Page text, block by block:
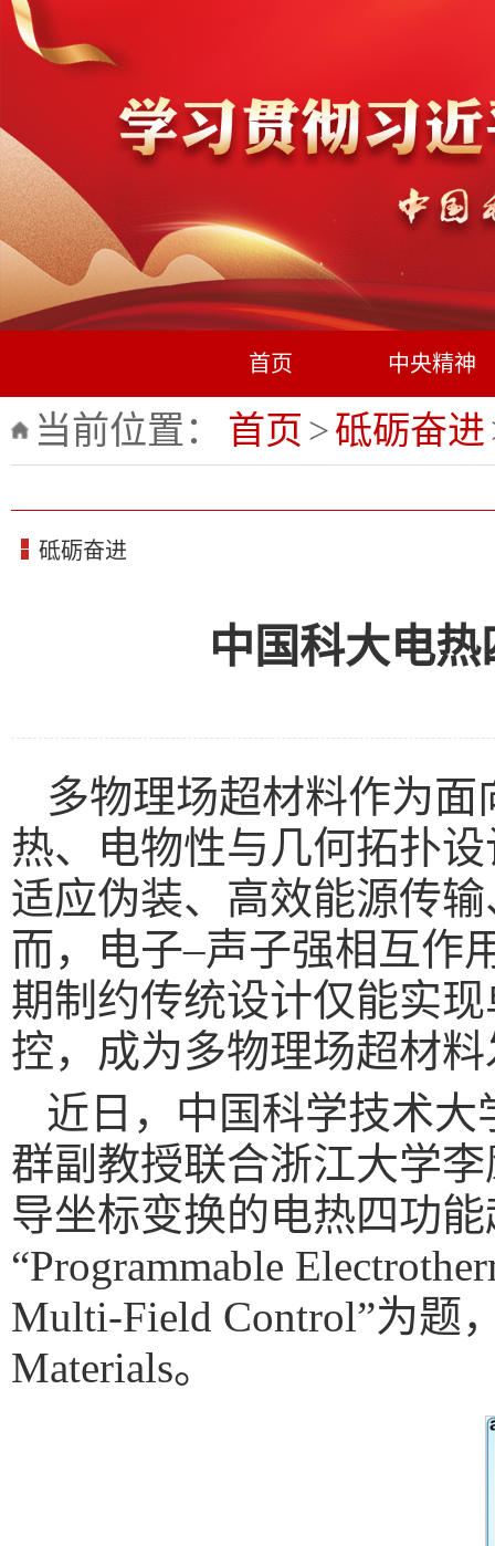
首页 中央精神
当前位置： 首页 >砥砺奋进
砥砺奋进
中国科大电
多物理场超材料作为
热、电物性与几何拓扑
适应伪装、高效能源传
而，电子–声子强相互作
期制约传统设计仅能实
控，成为多物理场超材
近日，中国科学技术
群副教授联合浙江大学
导坐标变换的电热四功
“Programmable
Multi-Field Control”为题
Materials。